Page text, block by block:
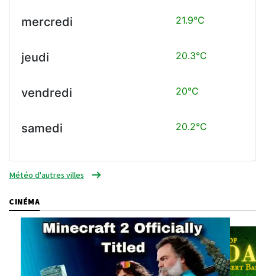
mercredi 21.9°C
jeudi 20.3°C
vendredi 20°C
samedi 20.2°C
Météo d'autres villes
CINÉMA